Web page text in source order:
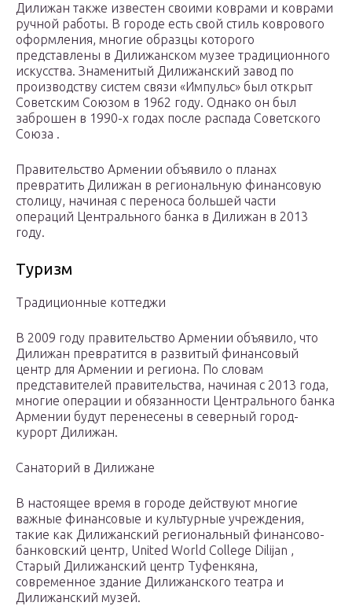
Дилижан также известен своими коврами и коврами
ручной работы. В городе есть свой стиль коврового
оформления, многие образцы которого
представлены в Дилижанском музее традиционного
искусства. Знаменитый Дилижанский завод по
производству систем связи «Импульс» был открыт
Советским Союзом в 1962 году. Однако он был
заброшен в 1990-х годах после распада Советского
Союза .
Правительство Армении объявило о планах
превратить Дилижан в региональную финансовую
столицу, начиная с переноса большей части
операций Центрального банка в Дилижан в 2013
году.
Туризм
Традиционные коттеджи
В 2009 году правительство Армении объявило, что
Дилижан превратится в развитый финансовый
центр для Армении и региона. По словам
представителей правительства, начиная с 2013 года,
многие операции и обязанности Центрального банка
Армении будут перенесены в северный город-
курорт Дилижан.
Санаторий в Дилижане
В настоящее время в городе действуют многие
важные финансовые и культурные учреждения,
такие как Дилижанский региональный финансово-
банковский центр, United World College Dilijan ,
Старый Дилижанский центр Туфенкяна,
современное здание Дилижанского театра и
Дилижанский музей.